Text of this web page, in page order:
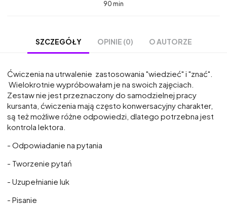
90 min
SZCZEGÓŁY OPINIE (0) O AUTORZE
Ćwiczenia na utrwalenie zastosowania "wiedzieć" i "znać".
Wielokrotnie wypróbowałam je na swoich zajęciach.
Zestaw nie jest przeznaczony do samodzielnej pracy
kursanta, ćwiczenia mają często konwersacyjny charakter,
są też możliwe różne odpowiedzi, dlatego potrzebna jest
kontrola lektora.
- Odpowiadanie na pytania
- Tworzenie pytań
- Uzupełnianie luk
- Pisanie